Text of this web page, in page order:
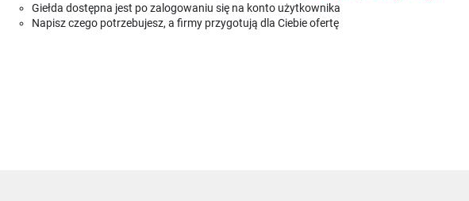
Giełda dostępna jest po zalogowaniu się na konto użytkownika
Napisz czego potrzebujesz, a firmy przygotują dla Ciebie ofertę